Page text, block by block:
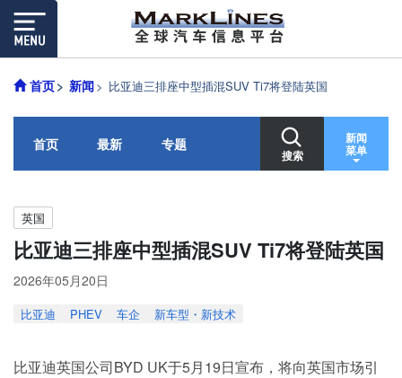
首页 新闻 比亚迪三排座中型插混SUV Ti7将登陆英国
首页 最新 专题
搜索
新闻
菜单
英国
比亚迪三排座中型插混SUV Ti7将登陆英国
2026年05月20日
比亚迪 PHEV 车企 新车型・新技术
比亚迪英国公司BYD UK于5月19日宣布，将向英国市场引